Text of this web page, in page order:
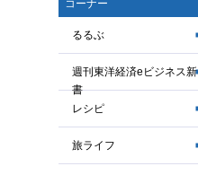
コーナー
るるぶ
週刊東洋経済eビジネス新
書
レシピ
旅ライフ